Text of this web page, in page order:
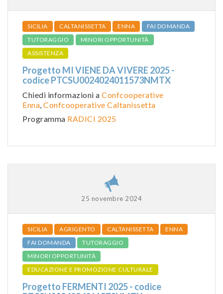
SICILIA CALTANISSETTA ENNA
FAI DOMANDA
TUTORAGGIO
MINORI OPPORTUNITÀ
ASSISTENZA
Progetto MI VIENE DA VIVERE 2025 -
codice PTCSU0024024011573NMTX
Chiedi informazioni a Confcooperative
Enna, Confcooperative Caltanissetta
Programma RADICI 2025
25 novembre 2024
SICILIA AGRIGENTO CALTANISSETTA
ENNA
FAI DOMANDA
TUTORAGGIO
MINORI OPPORTUNITÀ
EDUCAZIONE E PROMOZIONE CULTURALE
Progetto FERMENTI 2025 - codice